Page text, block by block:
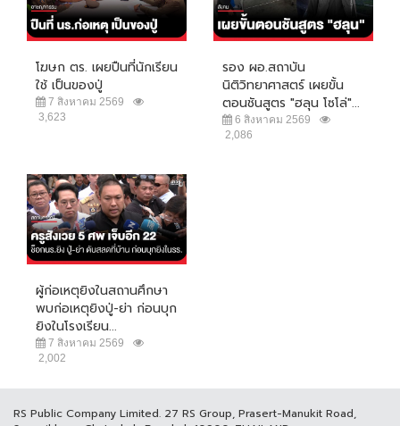
โฆษก ตร. เผยปืนที่นักเรียน
ใช้ เป็นของปู่
7 สิงหาคม 2569
3,623
รอง ผอ.สถาบัน
นิติวิทยาศาสตร์ เผยขั้น
ตอนชันสูตร "ฮลุน โซโล่"...
6 สิงหาคม 2569
2,086
ผู้ก่อเหตุยิงในสถานศึกษา
พบก่อเหตุยิงปู่-ย่า ก่อนบุก
ยิงในโรงเรียน...
7 สิงหาคม 2569
2,002
RS Public Company Limited. 27 RS Group, Prasert-Manukit Road,